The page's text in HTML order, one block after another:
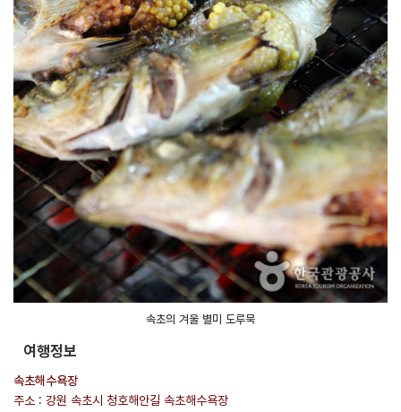
속초의 겨울 별미 도루묵
여행정보
속초해수욕장
주소 : 강원 속초시 청호해안길 속초해수욕장